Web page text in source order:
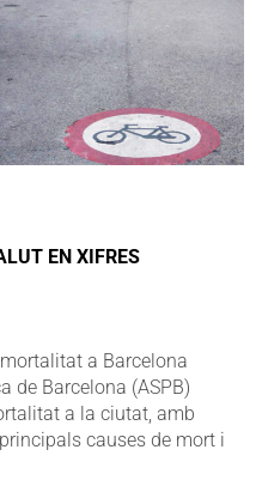
EN XIFRES
a Barcelona
de Barcelona (ASPB)
a la ciutat, amb
causes de mort i